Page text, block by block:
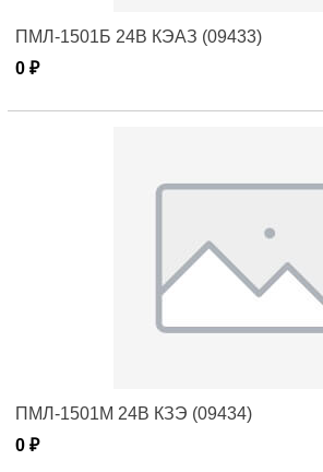
ПМЛ-1501Б 24В КЭАЗ (09433)
0 ₽
ПМЛ-1501М 24В КЗЭ (09434)
0 ₽